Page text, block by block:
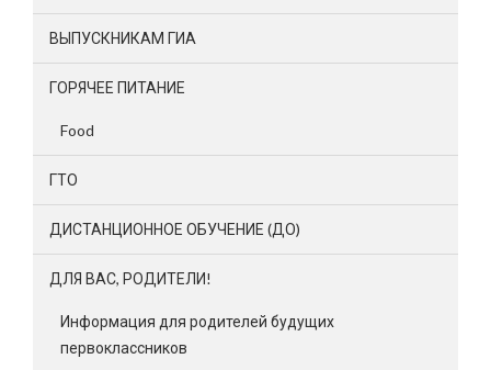
ВЫПУСКНИКАМ ГИА
ГОРЯЧЕЕ ПИТАНИЕ
Food
ГТО
ДИСТАНЦИОННОЕ ОБУЧЕНИЕ (ДО)
ДЛЯ ВАС, РОДИТЕЛИ!
Информация для родителей будущих
первоклассников